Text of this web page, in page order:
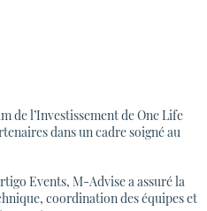
de l’Investissement de One Life
dans un cadre soigné au
Events, M-Advise a assuré la
coordination des équipes et